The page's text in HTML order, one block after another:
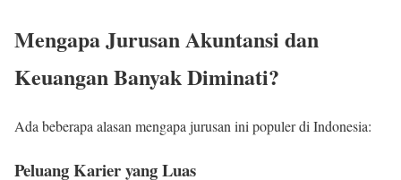
Mengapa Jurusan Akuntansi dan
Keuangan Banyak Diminati?
Ada beberapa alasan mengapa jurusan ini populer di Indonesia:
Peluang Karier yang Luas